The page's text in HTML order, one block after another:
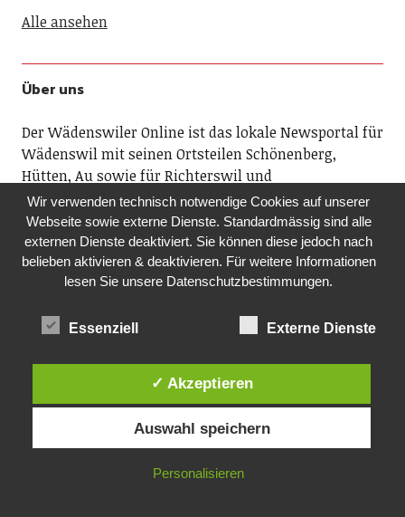
Alle ansehen
Über uns
Der Wädenswiler Online ist das lokale Newsportal für
Wädenswil mit seinen Ortsteilen Schönenberg,
Hütten, Au sowie für Richterswil und
Samstagern. Auf diesem Portal finden Sie alles
Lesenswerte über die drittgrösste Stadt im Kanton
Zürich. Ob Musik, Kunst, Fasnacht, Sport oder
spannende Vorträge: Dank unserem
Veranstaltungskalender wissen Sie, was lokal läuft.
Rubriken
Leser*innenmeinung
Life & Style
Wir verwenden technisch notwendige Cookies auf unserer
Webseite sowie externe Dienste. Standardmässig sind alle
externen Dienste deaktiviert. Sie können diese jedoch nach
belieben aktivieren & deaktivieren. Für weitere Informationen
lesen Sie unsere Datenschutzbestimmungen.
Essenziell Externe Dienste
✓ Akzeptieren
Auswahl speichern
Personalisieren